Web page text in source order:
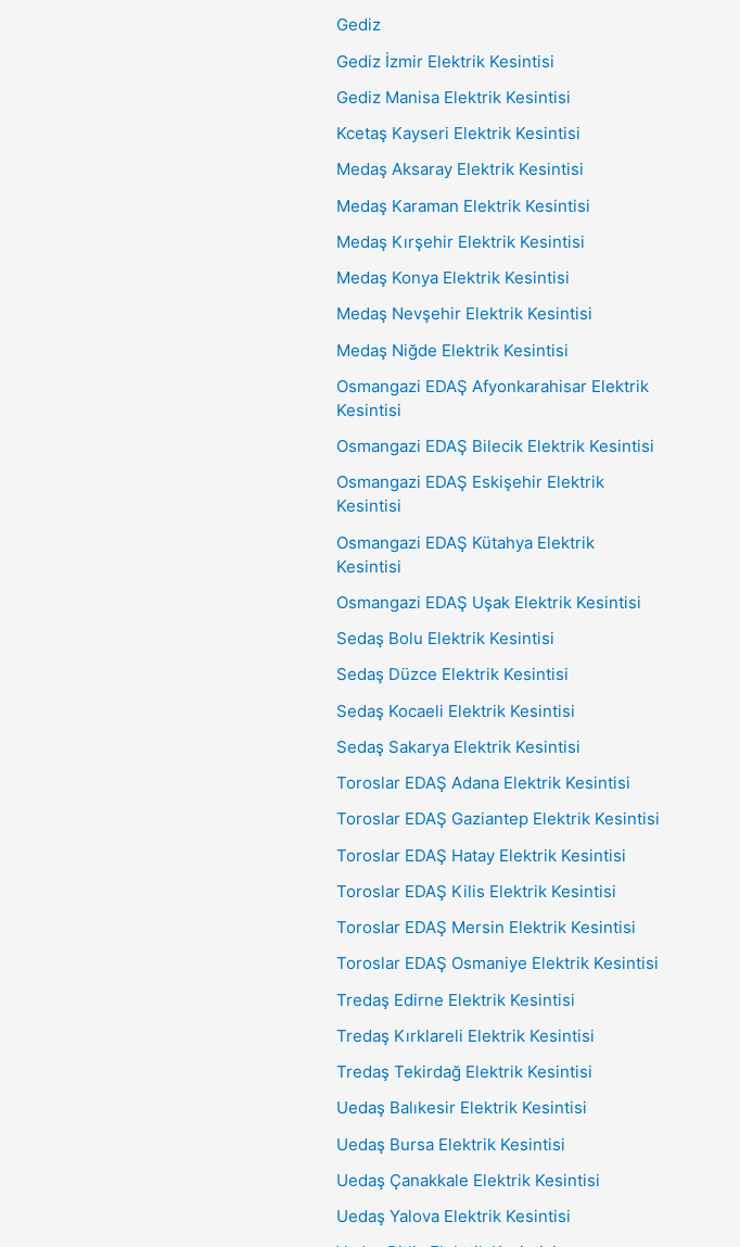
Gediz
Gediz İzmir Elektrik Kesintisi
Gediz Manisa Elektrik Kesintisi
Kcetaş Kayseri Elektrik Kesintisi
Medaş Aksaray Elektrik Kesintisi
Medaş Karaman Elektrik Kesintisi
Medaş Kırşehir Elektrik Kesintisi
Medaş Konya Elektrik Kesintisi
Medaş Nevşehir Elektrik Kesintisi
Medaş Niğde Elektrik Kesintisi
Osmangazi EDAŞ Afyonkarahisar Elektrik
Kesintisi
Osmangazi EDAŞ Bilecik Elektrik Kesintisi
Osmangazi EDAŞ Eskişehir Elektrik
Kesintisi
Osmangazi EDAŞ Kütahya Elektrik
Kesintisi
Osmangazi EDAŞ Uşak Elektrik Kesintisi
Sedaş Bolu Elektrik Kesintisi
Sedaş Düzce Elektrik Kesintisi
Sedaş Kocaeli Elektrik Kesintisi
Sedaş Sakarya Elektrik Kesintisi
Toroslar EDAŞ Adana Elektrik Kesintisi
Toroslar EDAŞ Gaziantep Elektrik Kesintisi
Toroslar EDAŞ Hatay Elektrik Kesintisi
Toroslar EDAŞ Kilis Elektrik Kesintisi
Toroslar EDAŞ Mersin Elektrik Kesintisi
Toroslar EDAŞ Osmaniye Elektrik Kesintisi
Tredaş Edirne Elektrik Kesintisi
Tredaş Kırklareli Elektrik Kesintisi
Tredaş Tekirdağ Elektrik Kesintisi
Uedaş Balıkesir Elektrik Kesintisi
Uedaş Bursa Elektrik Kesintisi
Uedaş Çanakkale Elektrik Kesintisi
Uedaş Yalova Elektrik Kesintisi